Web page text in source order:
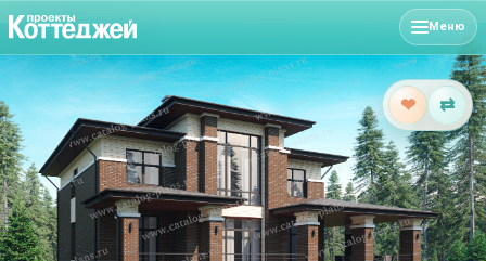
Меню
❤ ⇄